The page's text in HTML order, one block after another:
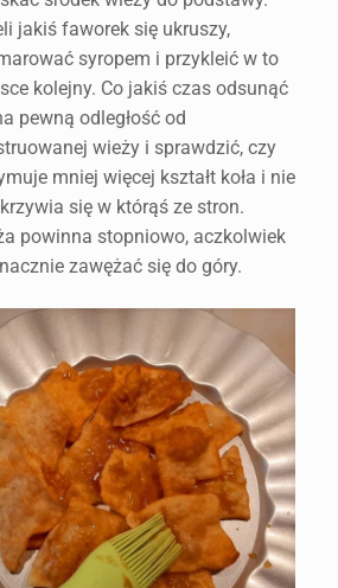
jakiś faworek się ukruszy,
syropem i przykleić w to
kolejny. Co jakiś czas odsunąć
pewną odległość od
wieży i sprawdzić, czy
mniej więcej kształt koła i nie
się w którąś ze stron.
powinna stopniowo, aczkolwiek
zawężać się do góry.